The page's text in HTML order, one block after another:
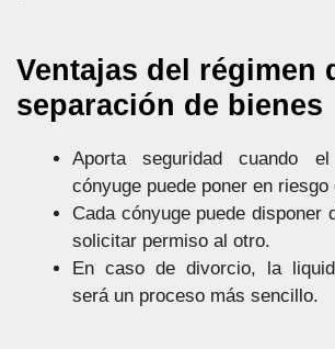
Ventajas del régimen
separación de bienes
Aporta seguridad cuando
cónyuge puede poner en riesgo
Cada cónyuge puede disponer
solicitar permiso al otro.
En caso de divorcio, la
será un proceso más sencillo.